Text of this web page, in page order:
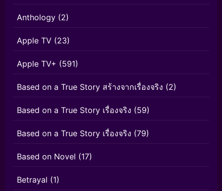
Anthology (2)
Apple TV (23)
Apple TV+ (591)
Based on a True Story สร้างจากเรื่องจริง (2)
Based on a True Story เรื่องจริง (59)
Based on a True Story เรื่องจริง (79)
Based on Novel (17)
Betrayal (1)